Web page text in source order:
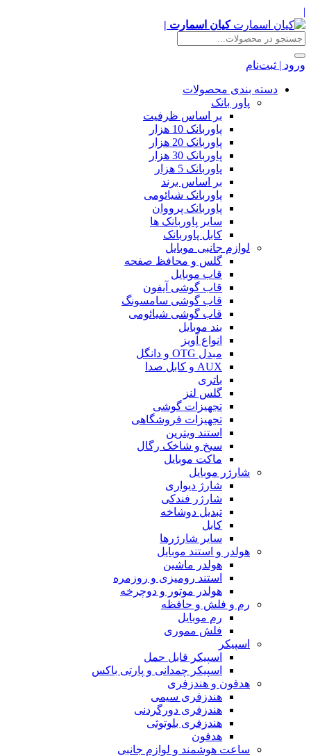
|
کیان اسمارت |
ورود | ثبت‌نام
دسته بندی محصولات
پاور بانک
بر اساس ظرفیت
پاوربانک 10 هزار
پاوربانک 20 هزار
پاوربانک 30 هزار
پاوربانک 5 هزار
بر اساس برند
پاوربانک شیائومی
پاوربانک پرووان
سایر پاوربانک ها
کابل پاوربانک
لوازم جانبی موبایل
گلس و محافظ صفحه
قاب موبایل
قاب گوشی آیفون
قاب گوشی سامسونگ
قاب گوشی شیائومی
بند موبایل
انواع آویز
مبدل OTG و دانگل
AUX و کابل صدا
باتری
گلس لنز
تجهیزات گوشی
تجهیزات فروشگاهی
استند ویترین
سیخ و شاخک رگال
ماکت موبایل
شارژر موبایل
شارژ دیواری
شارژر فندکی
تبدیل دوشاخه
کابل
سایر شارژرها
هولدر و استند موبایل
هولدر ماشین
استند رومیزی و روزمره
هولدر موتور و دوچرخه
رم و فلش و حافظه
رم موبایل
فلش مموری
اسپیکر
اسپیکر قابل حمل
اسپیکر چمدانی و پارتی باکس
هدفون و هندزفری
هندزفری سیمی
هندزفری دورگردنی
هندزفری بلوتوثی
هدفون
ساعت هوشمند و لوازم جانبی